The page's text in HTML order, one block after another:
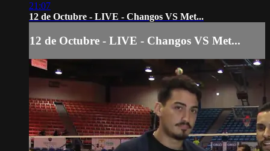
21:07
12 de Octubre - LIVE - Changos VS Met...
12 de Octubre - LIVE - Changos VS Met...